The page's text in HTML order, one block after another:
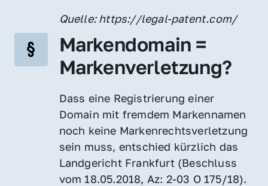
Quelle: https://legal-patent.com/
Markendomain =
Markenverletzung?
Dass eine Registrierung einer
Domain mit fremdem Markennamen
noch keine Markenrechtsverletzung
sein muss, entschied kürzlich das
Landgericht Frankfurt (Beschluss
vom 18.05.2018, Az: 2-03 O 175/18).